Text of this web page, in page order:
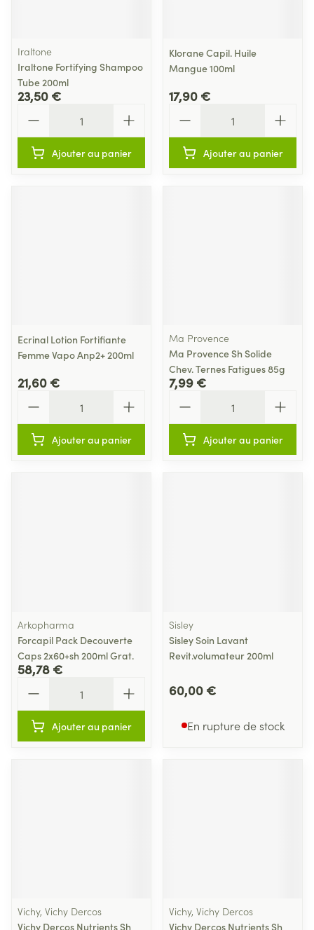
Iraltone
Iraltone Fortifying Shampoo
Tube 200ml
23,50 €
Ajouter au panier
Klorane Capil. Huile
Mangue 100ml
17,90 €
Ajouter au panier
Ecrinal Lotion Fortifiante
Femme Vapo Anp2+ 200ml
21,60 €
Ajouter au panier
Ma Provence
Ma Provence Sh Solide
Chev. Ternes Fatigues 85g
7,99 €
Ajouter au panier
Arkopharma
Forcapil Pack Decouverte
Caps 2x60+sh 200ml Grat.
58,78 €
Ajouter au panier
Sisley
Sisley Soin Lavant
Revit.volumateur 200ml
60,00 €
En rupture de stock
Vichy, Vichy Dercos
Vichy Dercos Nutrients Sh
Vichy, Vichy Dercos
Vichy Dercos Nutrients Sh